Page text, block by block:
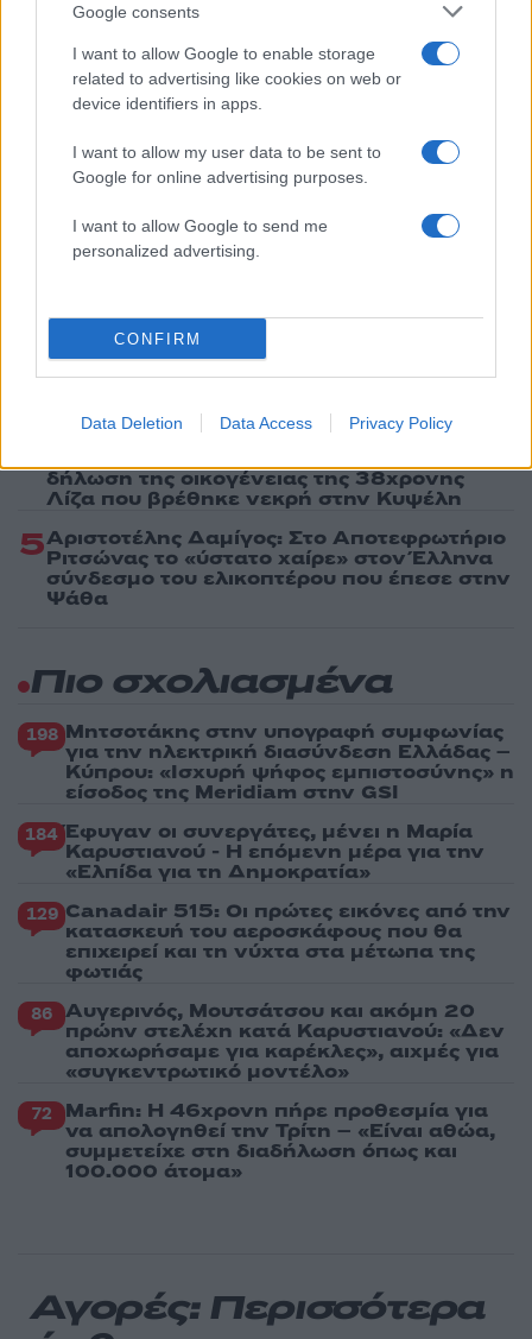
Google consents
I want to allow Google to enable storage
related to advertising like cookies on web or
device identifiers in apps.
I want to allow my user data to be sent to
Google for online advertising purposes.
I want to allow Google to send me
personalized advertising.
CONFIRM
Data Deletion Data Access Privacy Policy
Πιο δημοφιλή
Ο Κώστας Σαμαράς δημοσίευσε μία παιδική
φωτογραφία για την επέτειο θανάτου της
Δολοφονία Βρετανίδας στην Κυψέλη: Οι
δύο καταθέσεις «κλειδί» της συζύγου του
απειλητικά μηνύματα
3Η Ελένη Φωτοπούλου ευχήθηκε για τη
γιορτή του Άκη Παυλόπουλου: «Δεκαπέντε
«Αφιέρωσε τη ζωή της στο να βοηθά
δήλωση της οικογένειας της 38χρονης
Λίζα που βρέθηκε νεκρή στην Κυψέλη
5Αριστοτέλης Δαμίγος: Στο Αποτεφρωτήριο
Ριτσώνας το «ύστατο χαίρε» στον Έλληνα
σύνδεσμο του ελικοπτέρου που έπεσε στην
Ψάθα
Πιο σχολιασμένα
198 Μητσοτάκης στην υπογραφή συμφωνίας
για την ηλεκτρική διασύνδεση Ελλάδας –
Κύπρου: «Ισχυρή ψήφος εμπιστοσύνης» η
είσοδος της Meridiam στην GSI
184 Έφυγαν οι συνεργάτες, μένει η Μαρία
Καρυστιανού - Η επόμενη μέρα για την
«Ελπίδα για τη Δημοκρατία»
129 Canadair 515: Οι πρώτες εικόνες από την
κατασκευή του αεροσκάφους που θα
επιχειρεί και τη νύχτα στα μέτωπα της
φωτιάς
86 Αυγερινός, Μουτσάτσου και ακόμη 20
πρώην στελέχη κατά Καρυστιανού: «Δεν
αποχωρήσαμε για καρέκλες», αιχμές για
«συγκεντρωτικό μοντέλο»
72 Marfin: Η 46χρονη πήρε προθεσμία για
να απολογηθεί την Τρίτη – «Είναι αθώα,
συμμετείχε στη διαδήλωση όπως και
100.000 άτομα»
Αγορές: Περισσότερα